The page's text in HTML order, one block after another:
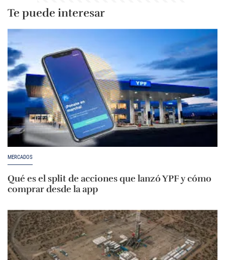
Te puede interesar
MERCADOS
Qué es el split de acciones que lanzó YPF y cómo
comprar desde la app